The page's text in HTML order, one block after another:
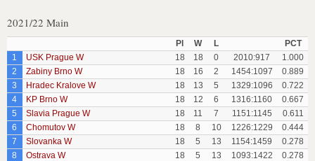
2021/22 Main
Pl W L
PCT
1
USK Prague W 18 18 0 2010:917
1.000
2
Zabiny Brno W 18 16 2 1454:1097
0.889
3
Hradec Kralove W 18 13 5 1329:1096
0.722
4
KP Brno W 18 12 6 1316:1160
0.667
5
Slavia Prague W 18 11 7 1151:1145
0.611
6
Chomutov W 18 8 10 1226:1229
0.444
7
Slovanka W 18 5 13 1154:1459
0.278
8
Ostrava W 18 5 13 1093:1422
0.278